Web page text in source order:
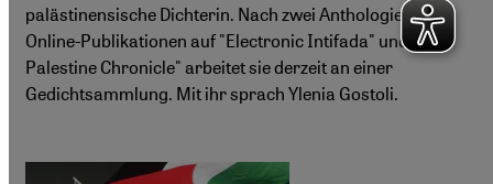
palästinensische Dichterin. Nach zwei Anthologien und
Online-Publikationen auf "Electronic Intifada" und "The
Palestine Chronicle" arbeitet sie derzeit an einer
Gedichtsammlung. Mit ihr sprach Ylenia Gostoli.